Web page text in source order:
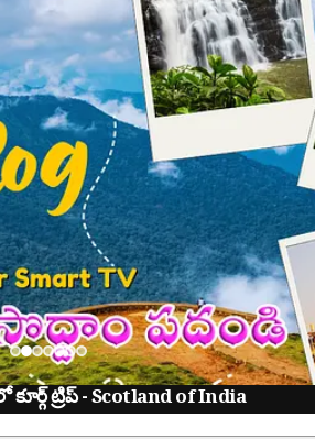
ట్రిప్ - Scotland of India